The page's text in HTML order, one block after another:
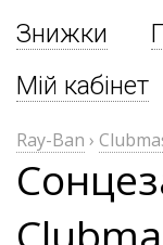
Знижки
Мій кабінет
Ray-Ban ›